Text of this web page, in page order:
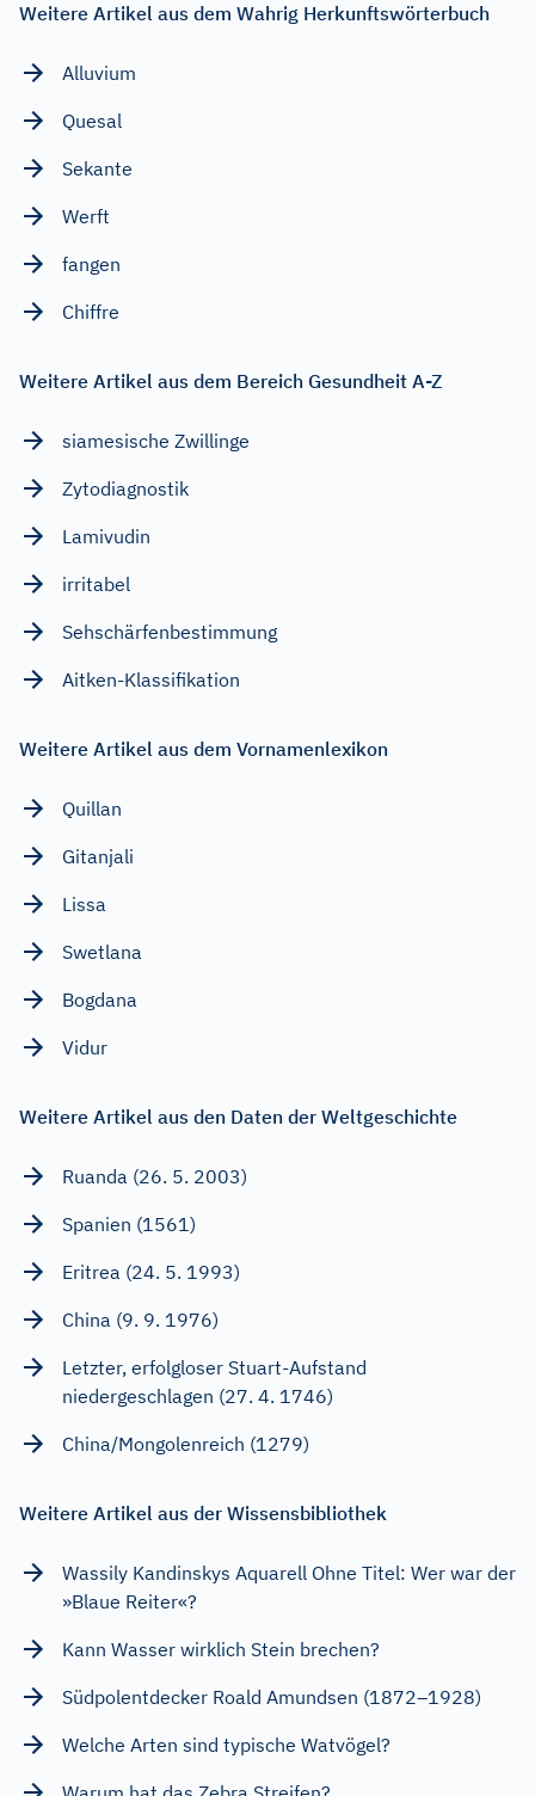
Weitere Artikel aus dem Wahrig Herkunftswörterbuch
Alluvium
Quesal
Sekante
Werft
fangen
Chiffre
Weitere Artikel aus dem Bereich Gesundheit A-Z
siamesische Zwillinge
Zytodiagnostik
Lamivudin
irritabel
Sehschärfenbestimmung
Aitken-Klassifikation
Weitere Artikel aus dem Vornamenlexikon
Quillan
Gitanjali
Lissa
Swetlana
Bogdana
Vidur
Weitere Artikel aus den Daten der Weltgeschichte
Ruanda (26. 5. 2003)
Spanien (1561)
Eritrea (24. 5. 1993)
China (9. 9. 1976)
Letzter, erfolgloser Stuart-Aufstand
niedergeschlagen (27. 4. 1746)
China/Mongolenreich (1279)
Weitere Artikel aus der Wissensbibliothek
Wassily Kandinskys Aquarell Ohne Titel: Wer war der
»Blaue Reiter«?
Kann Wasser wirklich Stein brechen?
Südpolentdecker Roald Amundsen (1872–1928)
Welche Arten sind typische Watvögel?